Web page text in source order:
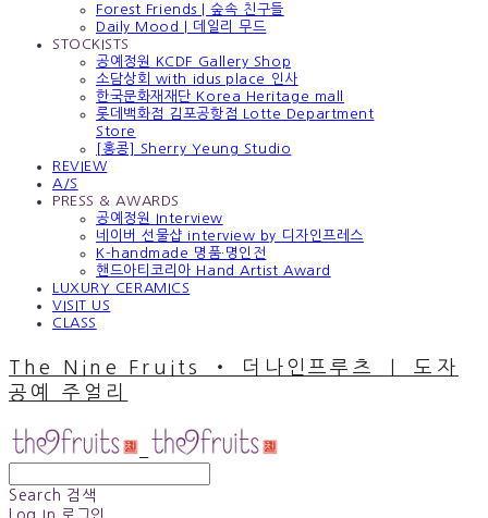
Forest Friends | 숲속 친구들
Daily Mood | 데일리 무드
STOCKISTS
공예정원 KCDF Gallery Shop
소담상회 with idus place 인사
한국문화재재단 Korea Heritage mall
롯데백화점 김포공항점 Lotte Department
Store
[홍콩] Sherry Yeung Studio
REVIEW
A/S
PRESS & AWARDS
공예정원 Interview
네이버 선물샵 interview by 디자인프레스
K-handmade 명품·명인전
핸드아티코리아 Hand Artist Award
LUXURY CERAMICS
VISIT US
CLASS
The Nine Fruits ‧ 더나인프루츠 ｜ 도자
공예 주얼리
Search 검색
Log In 로그인